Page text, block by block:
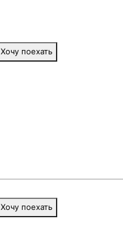
Хочу поехать
Хочу поехать